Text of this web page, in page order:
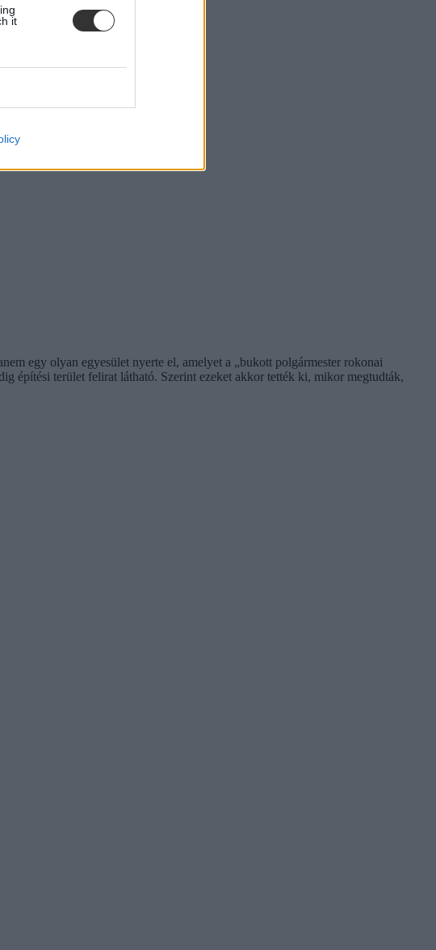
it
egy olyan egyesület nyerte el, amelyet a „bukott polgármester rokonai
építési terület felirat látható. Szerint ezeket akkor tették ki, mikor megtudták,